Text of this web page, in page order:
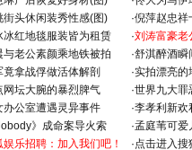
街头休闲装秀性感(图) ·倪萍赵忠祥
冰红地毯服装皆为租赁 ·刘涛富豪老
与老公素颜乘地铁被拍 ·舒淇醉酒瞬
竟拿战俘做活体解剖 ·实拍漂亮的
网坛大腕的暴烈脾气 ·世界九大罪
办公室遭遇灵异事件 ·李孝利新欢
》成命案导火索 ·孟庭苇可爱
娱乐招聘：加入我们吧！ ·点击进入搜